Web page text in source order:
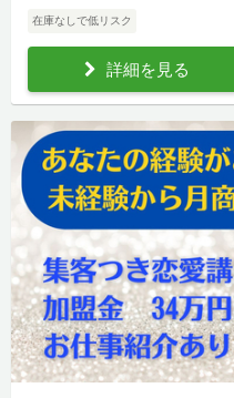
在庫なしで低リスク
詳細を見る